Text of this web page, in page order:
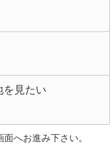
を見たい
へお進み下さい。